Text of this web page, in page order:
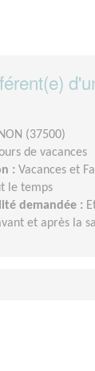
(37500)
de vacances
: Vacances et
le temps
demandée :
et après la